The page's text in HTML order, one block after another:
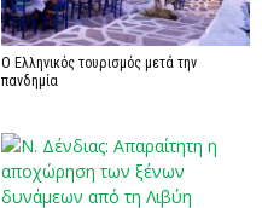
Ο Ελληνικός τουρισμός μετά την
πανδημία